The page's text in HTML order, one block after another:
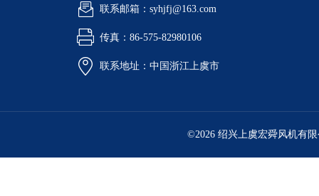
联系邮箱：syhjfj@163.com
传真：86-575-82980106
联系地址：中国浙江上虞市
©2026 绍兴上虞宏舜风机有